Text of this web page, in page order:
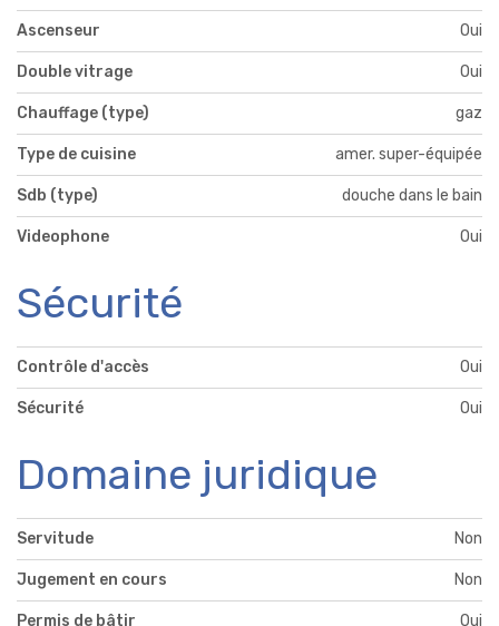
Ascenseur Oui
Double vitrage Oui
Chauffage (type) gaz
Type de cuisine amer. super-équipée
Sdb (type) douche dans le bain
Videophone Oui
Sécurité
Contrôle d'accès Oui
Sécurité Oui
Domaine juridique
Servitude Non
Jugement en cours Non
Permis de bâtir Oui